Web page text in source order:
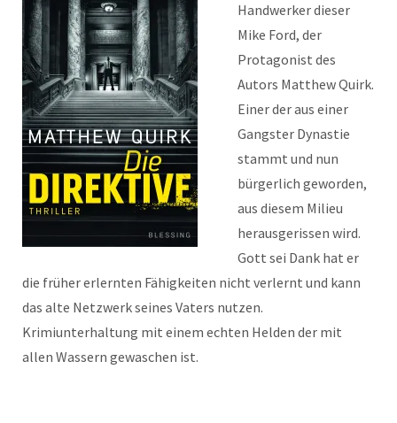
Handwerker dieser
Mike Ford, der
Protagonist des
Autors Matthew Quirk.
Einer der aus einer
Gangster Dynastie
stammt und nun
bürgerlich geworden,
aus diesem Milieu
herausgerissen wird.
Gott sei Dank hat er
die früher erlernten Fähigkeiten nicht verlernt und kann
das alte Netzwerk seines Vaters nutzen.
Krimiunterhaltung mit einem echten Helden der mit
allen Wassern gewaschen ist.